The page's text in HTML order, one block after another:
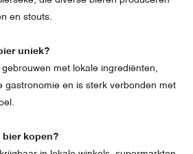
en stouts.
uniek?
met lokale ingrediënten,
gastronomie en is sterk verbonden met
bier kopen?